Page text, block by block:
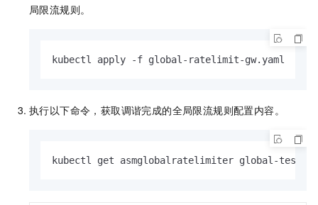
局限流规则。
kubectl apply -f global-ratelimit-gw.yaml
执行以下命令，获取调谐完成的全局限流规则配置内容。
kubectl get asmglobalratelimiter global-test -